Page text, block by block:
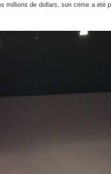
millions de dollars, son crime a été